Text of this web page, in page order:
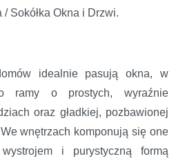
Sokółka Okna i Drzwi.
idealnie pasują okna, w
ramy o prostych, wyraźnie
oraz gładkiej, pozbawionej
wnętrzach komponują się one
i purystyczną formą